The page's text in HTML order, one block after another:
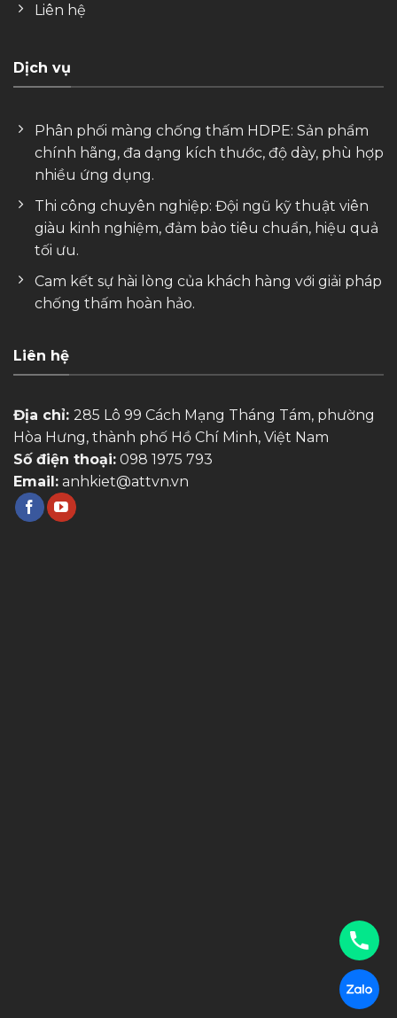
Liên hệ
Dịch vụ
Phân phối màng chống thấm HDPE: Sản phẩm
chính hãng, đa dạng kích thước, độ dày, phù hợp
nhiều ứng dụng.
Thi công chuyên nghiệp: Đội ngũ kỹ thuật viên
giàu kinh nghiệm, đảm bảo tiêu chuẩn, hiệu quả
tối ưu.
Cam kết sự hài lòng của khách hàng với giải pháp
chống thấm hoàn hảo.
Liên hệ
Địa chỉ: 285 Lô 99 Cách Mạng Tháng Tám, phường
Hòa Hưng, thành phố Hồ Chí Minh, Việt Nam
Số điện thoại: 098 1975 793
Email: anhkiet@attvn.vn